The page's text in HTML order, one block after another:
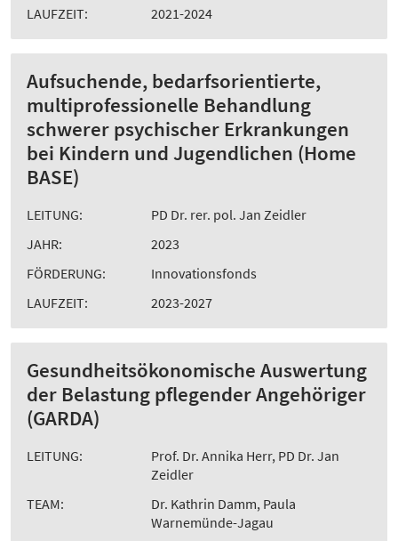
LAUFZEIT: 2021-2024
Aufsuchende, bedarfsorientierte,
multiprofessionelle Behandlung
schwerer psychischer Erkrankungen
bei Kindern und Jugendlichen (Home
BASE)
LEITUNG:
PD Dr. rer. pol. Jan Zeidler
JAHR:
2023
FÖRDERUNG:
Innovationsfonds
LAUFZEIT:
2023-2027
Gesundheitsökonomische Auswertung
der Belastung pflegender Angehöriger
(GARDA)
LEITUNG:
Prof. Dr. Annika Herr, PD Dr. Jan
Zeidler
TEAM:
Dr. Kathrin Damm, Paula
Warnemünde-Jagau